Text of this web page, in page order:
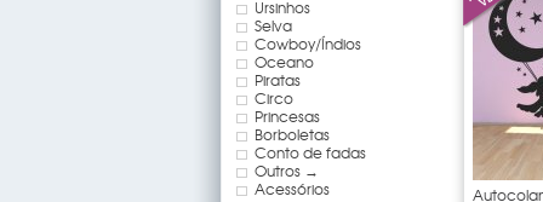
Ursinhos
Selva
Cowboy/Índios
Oceano
Piratas
Circo
Princesas
Borboletas
Conto de fadas
Outros →
Acessórios